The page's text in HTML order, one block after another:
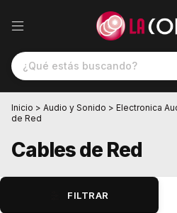
Inicio > Audio y Sonido > Electronica
de Red
Cables de Red
FILTRAR